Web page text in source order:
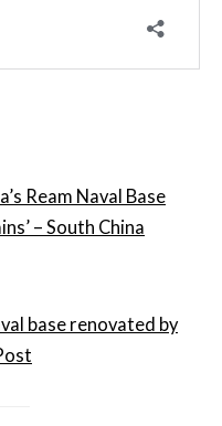
Ream Naval Base
– South China
base renovated by